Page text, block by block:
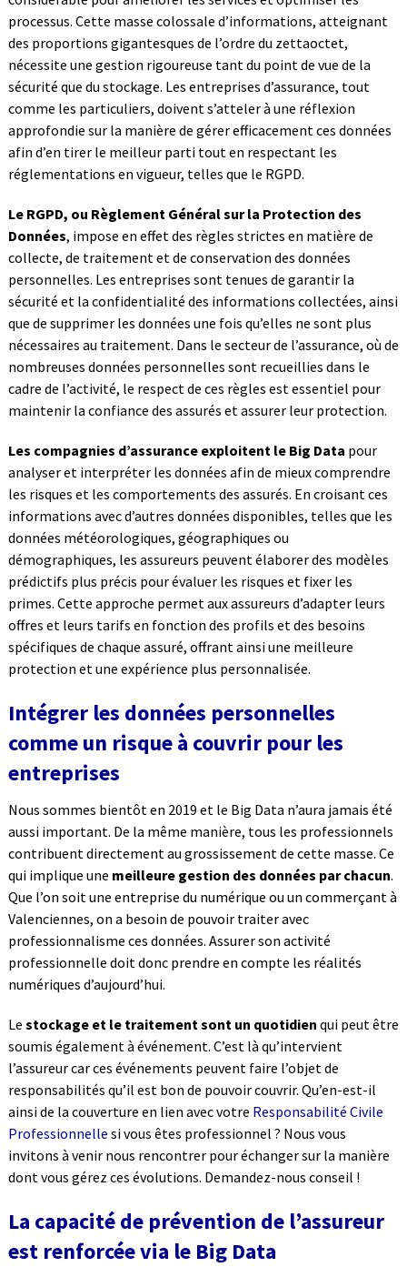
processus. Cette masse colossale d’informations, atteignant
des proportions gigantesques de l’ordre du zettaoctet,
nécessite une gestion rigoureuse tant du point de vue de la
sécurité que du stockage. Les entreprises d’assurance, tout
comme les particuliers, doivent s’atteler à une réflexion
approfondie sur la manière de gérer efficacement ces données
afin d’en tirer le meilleur parti tout en respectant les
réglementations en vigueur, telles que le RGPD.
Le RGPD, ou Règlement Général sur la Protection des
Données, impose en effet des règles strictes en matière de
collecte, de traitement et de conservation des données
personnelles. Les entreprises sont tenues de garantir la
sécurité et la confidentialité des informations collectées, ainsi
que de supprimer les données une fois qu’elles ne sont plus
nécessaires au traitement. Dans le secteur de l’assurance, où de
nombreuses données personnelles sont recueillies dans le
cadre de l’activité, le respect de ces règles est essentiel pour
maintenir la confiance des assurés et assurer leur protection.
Les compagnies d’assurance exploitent le Big Data pour
analyser et interpréter les données afin de mieux comprendre
les risques et les comportements des assurés. En croisant ces
informations avec d’autres données disponibles, telles que les
données météorologiques, géographiques ou
démographiques, les assureurs peuvent élaborer des modèles
prédictifs plus précis pour évaluer les risques et fixer les
primes. Cette approche permet aux assureurs d’adapter leurs
offres et leurs tarifs en fonction des profils et des besoins
spécifiques de chaque assuré, offrant ainsi une meilleure
protection et une expérience plus personnalisée.
Intégrer les données personnelles
comme un risque à couvrir pour les
entreprises
Nous sommes bientôt en 2019 et le Big Data n’aura jamais été
aussi important. De la même manière, tous les professionnels
contribuent directement au grossissement de cette masse. Ce
qui implique une meilleure gestion des données par chacun.
Que l’on soit une entreprise du numérique ou un commerçant à
Valenciennes, on a besoin de pouvoir traiter avec
professionnalisme ces données. Assurer son activité
professionnelle doit donc prendre en compte les réalités
numériques d’aujourd’hui.
Le stockage et le traitement sont un quotidien qui peut être
soumis également à événement. C’est là qu’intervient
l’assureur car ces événements peuvent faire l’objet de
responsabilités qu’il est bon de pouvoir couvrir. Qu’en-est-il
ainsi de la couverture en lien avec votre Responsabilité Civile
Professionnelle si vous êtes professionnel ? Nous vous
invitons à venir nous rencontrer pour échanger sur la manière
dont vous gérez ces évolutions. Demandez-nous conseil !
La capacité de prévention de l’assureur
est renforcée via le Big Data